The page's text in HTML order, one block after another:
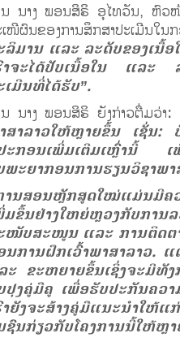
ນາງ ພອນສິຣິ ອຸໄທວັນ, ຫົວໜ້າ
ໜີຜົນຂອງການສຶກສາປະເມີນໃ
ລິມານ ແລະ ລະດັບຂອງເນື້
າຈະໄດ້ປັບເນື້ອໃນ ແລະ
ເມີນທີ່ໄດ້ຮັບ”.
ນາງ ພອນສິຣິ ຍັງກ່າວຕື່ມວ່າ:
ສາລາວໃຫ້ຫຼາຍຂຶ້ນ ເຊັ່ນ:
ະກອນເພີ່ມເຕີມເຫຼົ່ານີ້ ເ
ພະຍາກອນການຮຽນວິຊາພ
ານສອນຫຼັກສູດໃໝ່ແມ່ນມີຄ
ມຂຶ້ນຢ່າງໃຫຍ່ຫຼວງກັບກ
ໜັບສະໜູນ ແລະ ການຕິດຕາ
ນການຝຶກເວົ້າພາສາລາວ.
ະ ຂະຫຍາຍຂຶ້ນເຊິ່ງຈະມີທັ
ປຸງຄູ່ມືຄູ ເພື່ອຮັບປະກັນຄວ
າຍັງຈະສ້າງຄູ່ມືແນະນໍາໃຫ້
ຊົນກ່ຽວກັບໂຄງການນີ້ໃຫ້ຫຼາ